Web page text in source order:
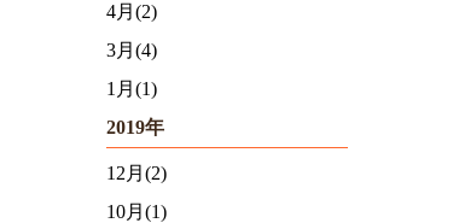
4月(2)
3月(4)
1月(1)
2019年
12月(2)
10月(1)